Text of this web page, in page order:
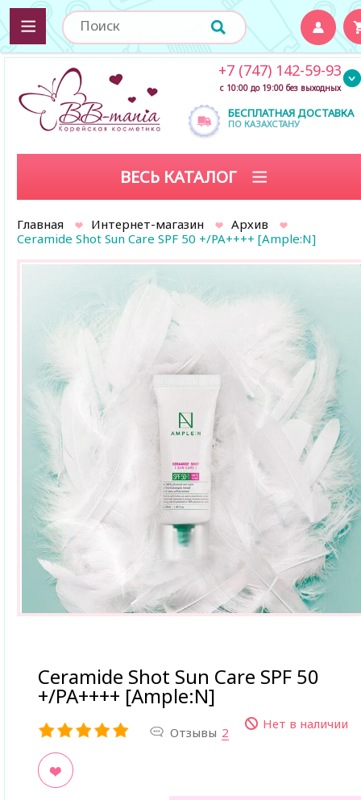
БЕСПЛАТНАЯ ДОСТАВКА
ПО КАЗАХСТАНУ
+7 (747) 142-59-93
с 10:00 до 19:00 без выходных
ВЕСЬ КАТАЛОГ
Главная Интернет-магазин
Архив
Ceramide Shot Sun Care SPF 50 +/PA++++ [Ample:N]
Ceramide Shot Sun Care SPF 50
+/PA++++ [Ample:N]
Отзывы 2
Нет в наличии